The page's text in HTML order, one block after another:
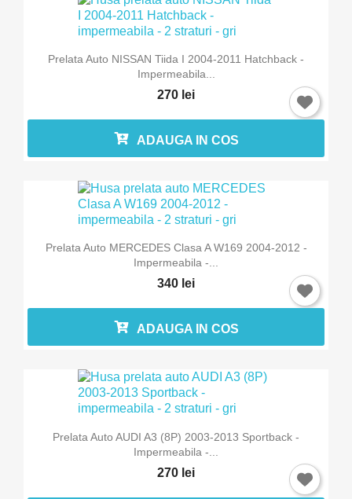
Prelata Auto NISSAN Tiida I 2004-2011 Hatchback -
Impermeabila...
270 lei
ADAUGA IN COS
Prelata Auto MERCEDES Clasa A W169 2004-2012 -
Impermeabila -...
340 lei
ADAUGA IN COS
Prelata Auto AUDI A3 (8P) 2003-2013 Sportback -
Impermeabila -...
270 lei